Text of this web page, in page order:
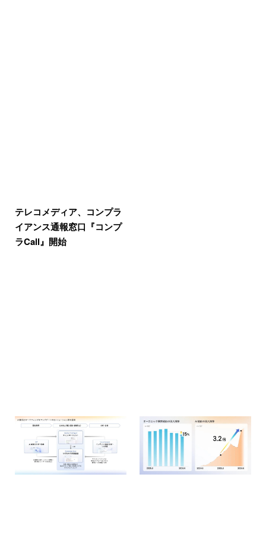
テレコメディア、コンプラ
イアンス通報窓口『コンプ
ラCall』開始